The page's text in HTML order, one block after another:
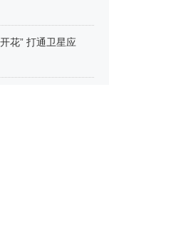
花” 打通卫星应